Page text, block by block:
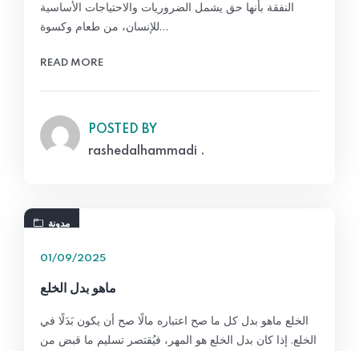
النفقة بأنها حق يشمل الضروريات والاحتياجات الأساسية
للإنسان، من طعام وكسوة…
READ MORE
POSTED BY
rashedalhammadi .
مدونة
01/09/2025
ماهو بدل الخلع
الخلع ماهو بدل كل ما صح اعتباره مالًا صح أن يكون بَدَلًا في
الخلع. إذا كان بدل الخلع هو المهر، فيُقتصر تسليم ما قبض من